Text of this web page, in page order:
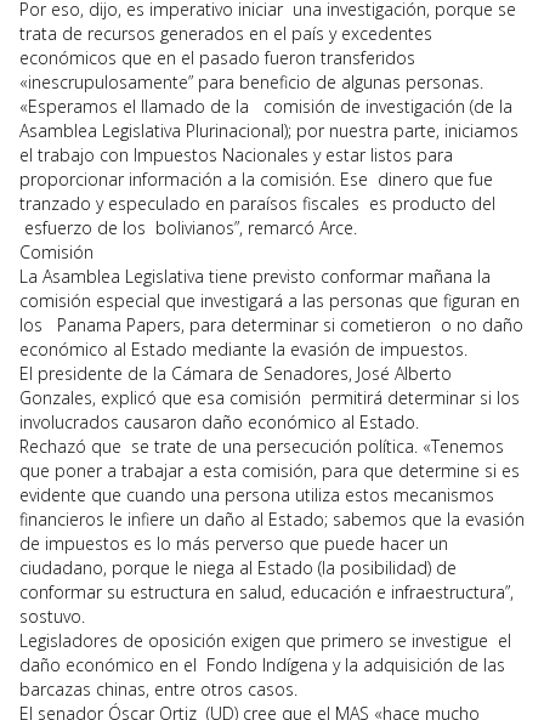
Por eso, dijo, es imperativo iniciar una investigación, porque se
trata de recursos generados en el país y excedentes
económicos que en el pasado fueron transferidos
«inescrupulosamente” para beneficio de algunas personas.
«Esperamos el llamado de la comisión de investigación (de la
Asamblea Legislativa Plurinacional); por nuestra parte, iniciamos
el trabajo con Impuestos Nacionales y estar listos para
proporcionar información a la comisión. Ese dinero que fue
tranzado y especulado en paraísos fiscales es producto del
esfuerzo de los bolivianos”, remarcó Arce.
Comisión
La Asamblea Legislativa tiene previsto conformar mañana la
comisión especial que investigará a las personas que figuran en
los Panama Papers, para determinar si cometieron o no daño
económico al Estado mediante la evasión de impuestos.
El presidente de la Cámara de Senadores, José Alberto
Gonzales, explicó que esa comisión permitirá determinar si los
involucrados causaron daño económico al Estado.
Rechazó que se trate de una persecución política. «Tenemos
que poner a trabajar a esta comisión, para que determine si es
evidente que cuando una persona utiliza estos mecanismos
financieros le infiere un daño al Estado; sabemos que la evasión
de impuestos es lo más perverso que puede hacer un
ciudadano, porque le niega al Estado (la posibilidad) de
conformar su estructura en salud, educación e infraestructura”,
sostuvo.
Legisladores de oposición exigen que primero se investigue el
daño económico en el Fondo Indígena y la adquisición de las
barcazas chinas, entre otros casos.
El senador Óscar Ortiz (UD) cree que el MAS «hace mucho